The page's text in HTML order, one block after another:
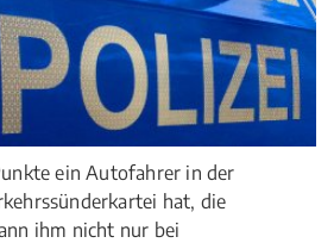
ein Autofahrer in der
hat, die
ihm nicht nur bei